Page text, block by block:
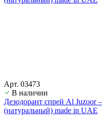
Арт. 03473
В наличии
Дезодорант спрей Al
(натуральный) made in UAE